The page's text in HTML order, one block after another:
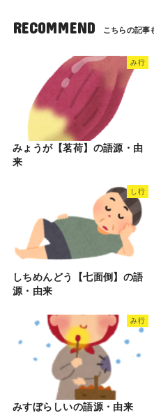
RECOMMEND
み行
みょうが【茗荷】の語源・由
来
し行
しちめんどう【七面倒】の語
源・由来
み行
みすぼらしいの語源・由来